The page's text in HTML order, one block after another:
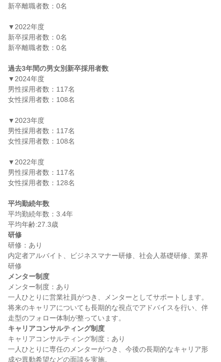
新卒離職者数：0名
▼2022年度
新卒採用者数：0名
新卒離職者数：0名
過去3年間の男女別新卒採用者数
▼2024年度
男性採用者数：117名
女性採用者数：108名
▼2023年度
男性採用者数：117名
女性採用者数：108名
▼2022年度
男性採用者数：117名
女性採用者数：128名
平均勤続年数
平均勤続年数：3.4年
研修
研修：あり
内定者アルバイト、ビジネスマナー研修、社会人基礎研修、業界
メンター制度
メンター制度：あり
一人ひとりに営業社員がつき、メンターとしてサポートします。
将来のキャリアについても長期的な視点でアドバイスを行い、伴
キャリアコンサルティング制度
キャリアコンサルティング制度：あり
一人ひとりに専任のメンターがつき、今後の長期的なキャリア形